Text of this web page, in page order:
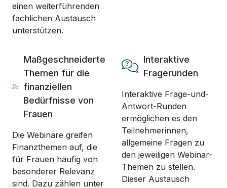
einen weiterführenden
fachlichen Austausch
unterstützen.
Maßgeschneiderte
Themen für die
finanziellen
Bedürfnisse von
Frauen
Die Webinare greifen
Finanzthemen auf, die
für Frauen häufig von
besonderer Relevanz
sind. Dazu zählen unter
Interaktive
Fragerunden
Interaktive Frage-und-
Antwort-Runden
ermöglichen es den
Teilnehmerinnen,
allgemeine Fragen zu
den jeweiligen Webinar-
Themen zu stellen.
Dieser Austausch